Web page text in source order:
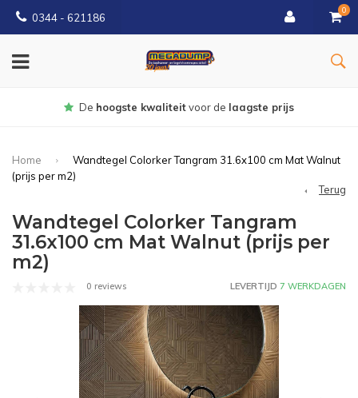
0344 - 621186
0
Gratisbezorgd vanaf € 150
Home
Wandtegel Colorker Tangram 31.6x100 cm Mat Walnut
(prijs per m2)
Terug
Wandtegel Colorker Tangram
31.6x100 cm Mat Walnut (prijs per
m2)
0 reviews LEVERTIJD 7 WERKDAGEN